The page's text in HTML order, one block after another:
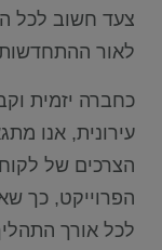
צעד חשוב לכל
לאור
כחברה יזמית
עירונית, אנו
הצרכים של
הפרוייקט, כך
לכל אורך